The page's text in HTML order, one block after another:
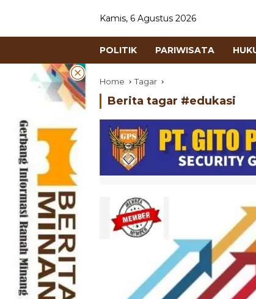
Kamis, 6 Agustus 2026
POLITIK PARIWISATA
Home Tagar
Berita tagar #edukasi